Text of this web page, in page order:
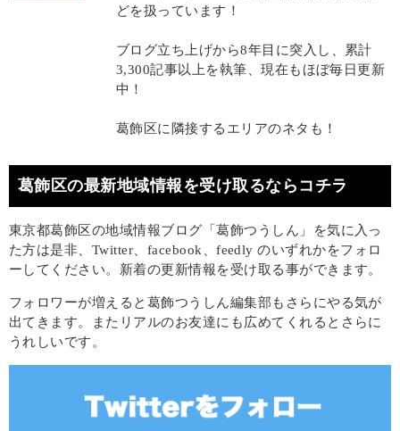
どを扱っています！
ブログ立ち上げから8年目に突入し、累計
3,300記事以上を執筆、現在もほぼ毎日更新
中！
葛飾区に隣接するエリアのネタも！
葛飾区の最新地域情報を受け取るならコチラ
東京都葛飾区の地域情報ブログ「葛飾つうしん」を気に入っ
た方は是非、Twitter、facebook、feedly のいずれかをフォロ
ーしてください。新着の更新情報を受け取る事ができます。
フォロワーが増えると葛飾つうしん編集部もさらにやる気が
出てきます。またリアルのお友達にも広めてくれるとさらに
うれしいです。